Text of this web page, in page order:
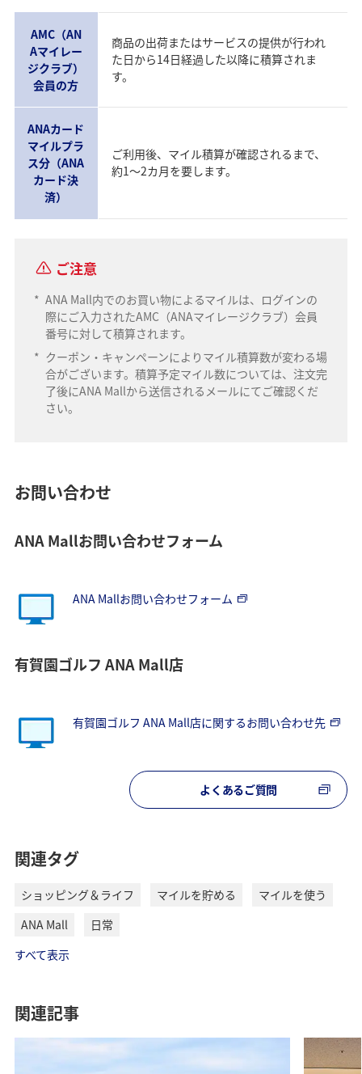
AMC（AN
Aマイレー
ジクラブ）
会員の方
商品の出荷またはサービスの提供が行われ
た日から14日経過した以降に積算されま
す。
ANAカード
マイルプラ
ス分（ANA
カード決
済）
ご利用後、マイル積算が確認されるまで、
約1～2カ月を要します。
ご注意
* ANA Mall内でのお買い物によるマイルは、ログインの
際にご入力されたAMC（ANAマイレージクラブ）会員
番号に対して積算されます。
* クーポン・キャンペーンによりマイル積算数が変わる場
合がございます。積算予定マイル数については、注文完
了後にANA Mallから送信されるメールにてご確認くだ
さい。
お問い合わせ
ANA Mallお問い合わせフォーム
ANA Mallお問い合わせフォーム
有賀園ゴルフ ANA Mall店
有賀園ゴルフ ANA Mall店に関するお問い合わせ先
よくあるご質問
関連タグ
ショッピング＆ライフ マイルを貯める
マイルを使う
ANA Mall
日常
すべて表示
関連記事